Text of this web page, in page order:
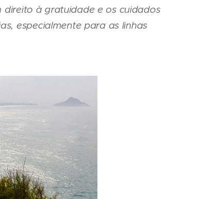
direito à gratuidade e os cuidados
especialmente para as linhas